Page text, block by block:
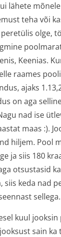
lähete
teha või
olge,
Keenias.
raames
ajaks
on aga
nad ise
maas :).
hiljem. Pool
ja siis 180
otsustasid
siis keda nad
sellega.
kuul
sain ka